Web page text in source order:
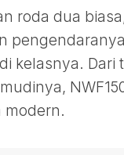
roda dua
kelasnya.
modern.